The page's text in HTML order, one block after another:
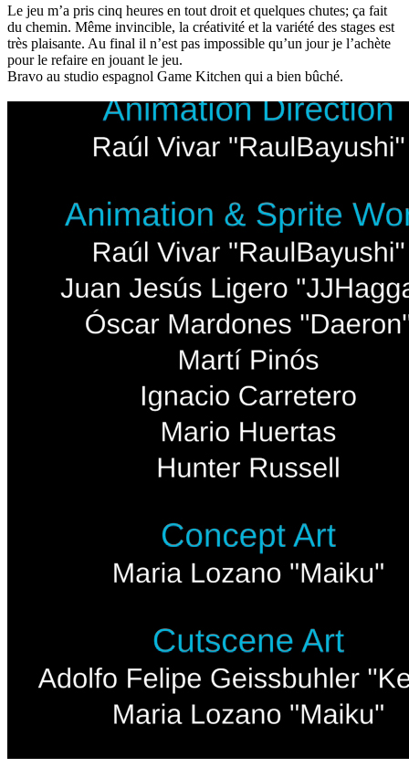
Le jeu m’a pris cinq heures en tout droit et quelques chutes; ça fait
du chemin. Même invincible, la créativité et la variété des stages est
très plaisante. Au final il n’est pas impossible qu’un jour je l’achète
pour le refaire en jouant le jeu.
Bravo au studio espagnol Game Kitchen qui a bien bûché.